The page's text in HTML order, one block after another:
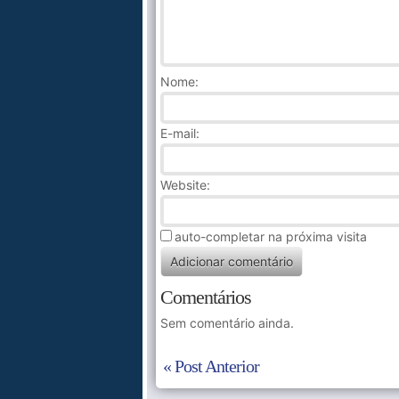
Nome:
E-mail:
Website:
auto-completar na próxima visita
Comentários
Sem comentário ainda.
« Post Anterior